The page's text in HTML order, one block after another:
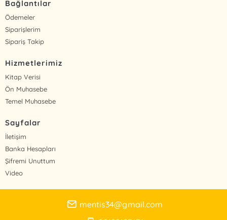
Bağlantılar
Ödemeler
Siparişlerim
Sipariş Takip
Hizmetlerimiz
Kitap Verisi
Ön Muhasebe
Temel Muhasebe
Sayfalar
İletişim
Banka Hesapları
Şifremi Unuttum
Video
mentis34@gmail.com